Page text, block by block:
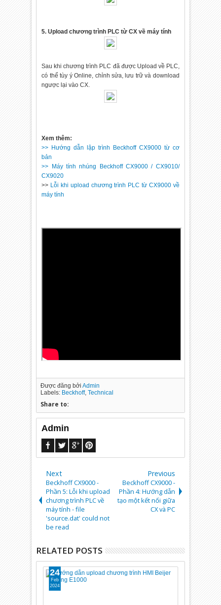
5. Upload chương trình PLC từ CX về máy tính
Sau khi chương trình PLC đã được Upload về PLC,
có thể tùy ý Online, chỉnh sửa, lưu trữ và download
ngược lại vào CX.
Xem thêm:
>> Hướng dẫn lập trình Beckhoff CX9000 từ cơ
bản
>> Máy tính nhúng Beckhoff CX9000 / CX9010/
CX9020
>> Lỗi khi upload chương trình PLC từ CX9000 về
máy tính
Được đăng bởiAdmin
Labels: Beckhoff,Technical
Share to:
Admin
Next
Beckhoff CX9000 -
Phần 5: Lỗi khi upload
chương trình PLC về
máy tính - file
'source.dat' could not
be read
Previous
Beckhoff CX9000 -
Phần 4: Hướng dẫn
tạo một kết nối giữa
CX và PC
RELATED POSTS
24
Feb
2024